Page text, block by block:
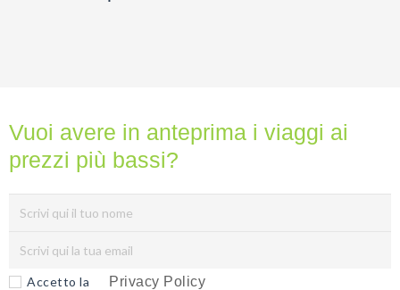
Vuoi avere in anteprima i viaggi ai
prezzi più bassi?
Accetto la Privacy Policy